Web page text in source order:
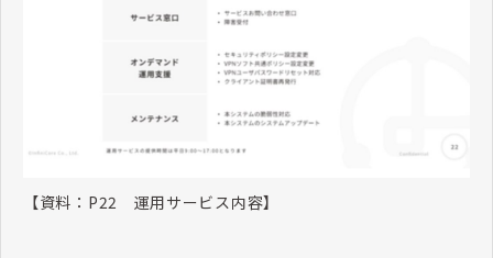
【資料： P22 運用サービス内容】